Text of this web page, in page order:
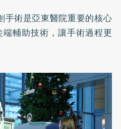
手術是亞東醫院重要的核心
輔助技術，讓手術過程更